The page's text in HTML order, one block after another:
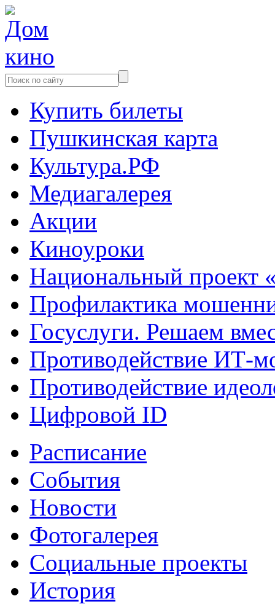
Купить билеты
Пушкинская карта
Культура.РФ
Медиагалерея
Акции
Киноуроки
Национальный проект
Профилактика
Госуслуги. Решаем
Противодействие ИТ-
Противодействие
Цифровой ID
Расписание
События
Новости
Фотогалерея
Социальные проекты
История